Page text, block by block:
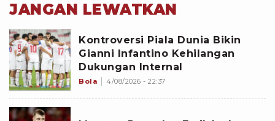
JANGAN LEWATKAN
Kontroversi Piala Dunia Bikin
Gianni Infantino Kehilangan
Dukungan Internal
Bola 4/08/2026 - 22:37